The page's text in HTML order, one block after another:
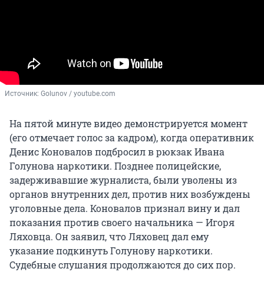
Источник: Golunov / youtube.com
На пятой минуте видео демонстрируется момент
(его отмечает голос за кадром), когда оперативник
Денис Коновалов подбросил в рюкзак Ивана
Голунова наркотики. Позднее полицейские,
задерживавшие журналиста, были уволены из
органов внутренних дел, против них возбуждены
уголовные дела. Коновалов признал вину и дал
показания против своего начальника — Игоря
Ляховца. Он заявил, что Ляховец дал ему
указание подкинуть Голунову наркотики.
Судебные слушания продолжаются до сих пор.